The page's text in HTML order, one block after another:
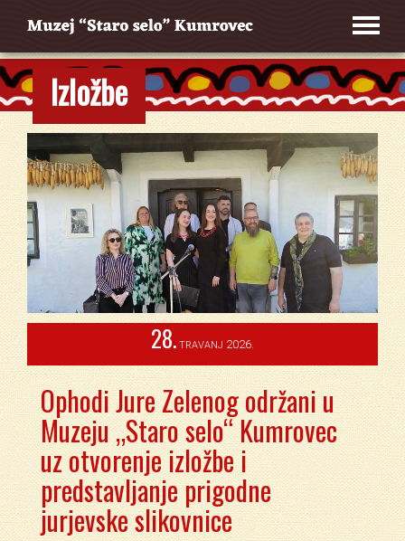
Izložbe
28. TRAVANJ 2026.
Ophodi Jure Zelenog održani u
Muzeju „Staro selo“ Kumrovec
uz otvorenje izložbe i
predstavljanje prigodne
jurjevske slikovnice